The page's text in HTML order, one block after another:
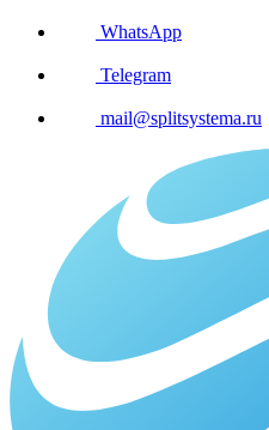
WhatsApp
Telegram
mail@splitsystema.ru